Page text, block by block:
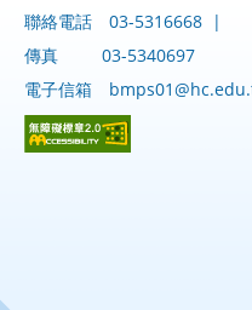
聯絡電話
03-5316668 |
傳真
03-5340697
電子信箱